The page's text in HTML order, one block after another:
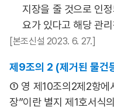
지장을 줄 것으로 인
요가 있다고 해당 관
[본조신설 2023. 6. 27.]
제9조의 2 (제거된 물건
① 영 제10조의2제2항에
장”이란 별지 제1호서식